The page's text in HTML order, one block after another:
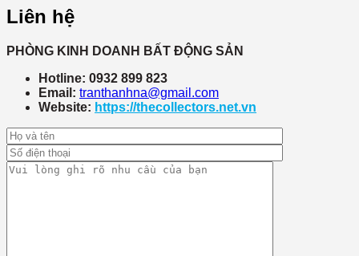
Liên hệ
PHÒNG KINH DOANH BẤT ĐỘNG SẢN
Hotline: 0932 899 823
Email: tranthanhna@gmail.com
Website: https://thecollectors.net.vn